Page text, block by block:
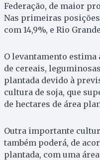
Federação, de maior
Nas primeiras posições
com 14,9%, e Rio
O levantamento
de cereais,
plantada devido à
cultura de soja, que
de hectares de área
Outra importante
também poderá, de
plantada, com uma